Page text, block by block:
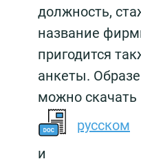
должность,
название
пригодится
анкеты.
можно скачать
русском
и